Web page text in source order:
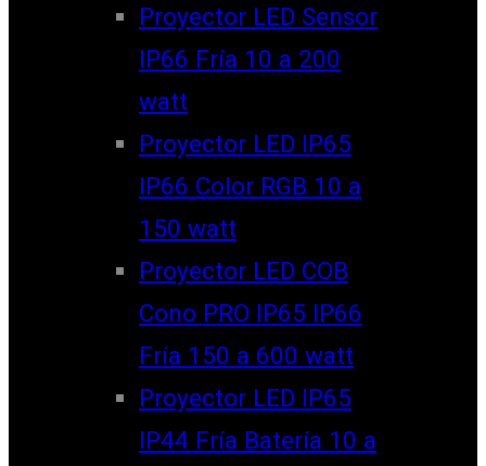
Proyector LED Sensor
IP66 Fría 10 a 200
watt
Proyector LED IP65
IP66 Color RGB 10 a
150 watt
Proyector LED COB
Cono PRO IP65 IP66
Fría 150 a 600 watt
Proyector LED IP65
IP44 Fría Batería 10 a